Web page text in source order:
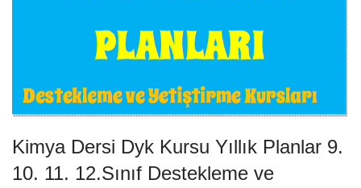
Kimya Dersi Dyk Kursu Yıllık Planlar 9.
10. 11. 12.Sınıf Destekleme ve